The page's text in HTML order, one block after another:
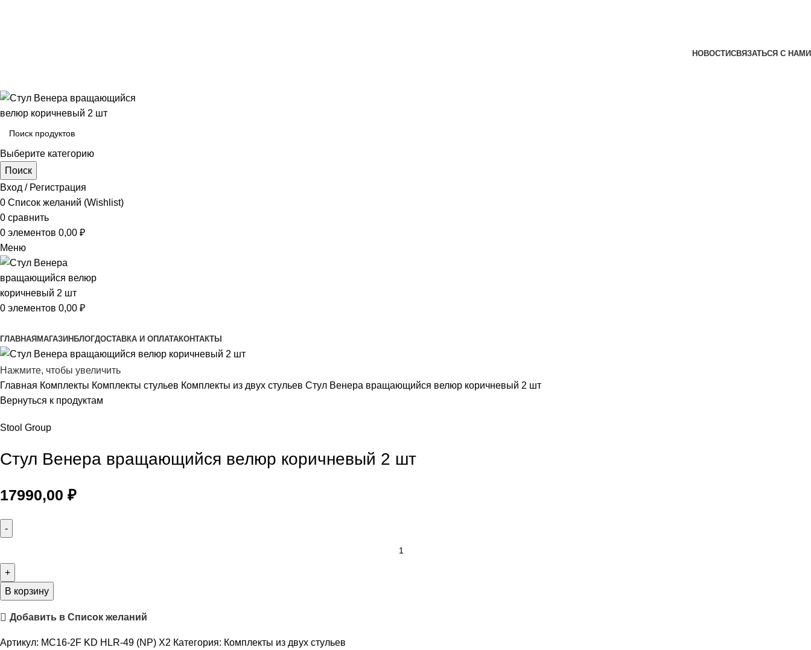
НОВОСТИСВЯЗАТЬСЯ С НАМИ
Выберите категорию
Поиск
Вход / Регистрация
0 Список желаний (Wishlist)
0 сравнить
0 элементов 0,00 ₽
Меню
0 элементов 0,00 ₽
ГЛАВНАЯ МАГАЗИН БЛОГДОСТАВКА И ОПЛАТАКОНТАКТЫ
Нажмите, чтобы увеличить
Главная Комплекты Комплекты стульев Комплекты из двух стульев Стул Венера вращающийся велюр коричневый 2 шт
Вернуться к продуктам
Stool Group
Стул Венера вращающийся велюр коричневый 2 шт
17990,00 ₽
Стул
Венера
велюр
В корзину
Добавить в Список желаний
Артикул: MC16-2F KD HLR-49 (NP) X2 Категория: Комплекты из двух стульев